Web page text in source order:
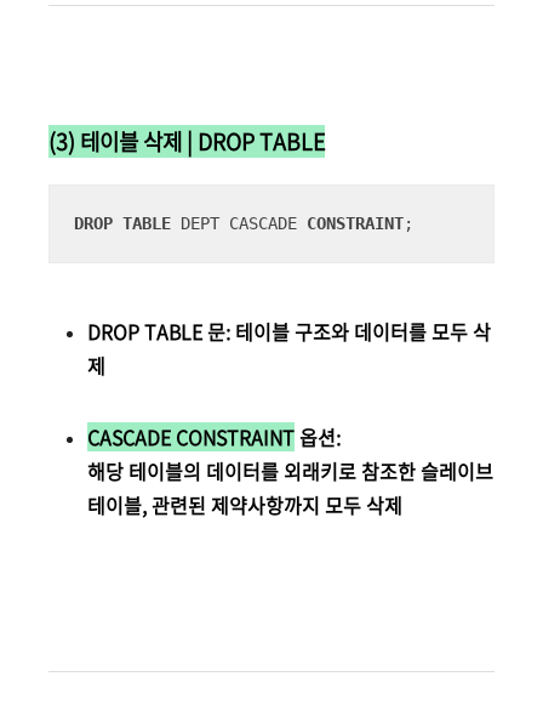
(3) 테이블 삭제 | DROP TABLE
DROP TABLE DEPT CASCADE CONSTRAINT;
DROP TABLE 문: 테이블 구조와 데이터를 모두 삭
제
CASCADE CONSTRAINT옵션:
해당 테이블의 데이터를 외래키로 참조한 슬레이브
테이블, 관련된 제약사항까지 모두 삭제